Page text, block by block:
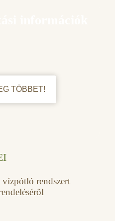
TÖBBET!
vízpótló rendszert